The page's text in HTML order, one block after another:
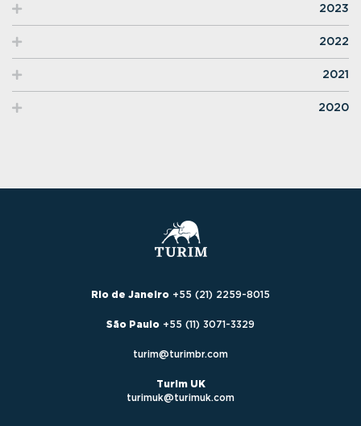
2023
2022
2021
2020
Rio de Janeiro +55 (21) 2259-8015
São Paulo +55 (11) 3071-3329
turim@turimbr.com
Turim UK
turimuk@turimuk.com